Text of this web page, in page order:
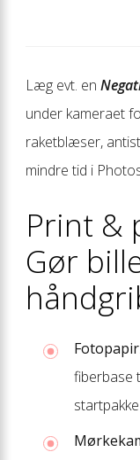
Læg evt. en
under kameraet
raketblæser,
mindre tid i
Print &
Gør
Fotopapir
fiberbase